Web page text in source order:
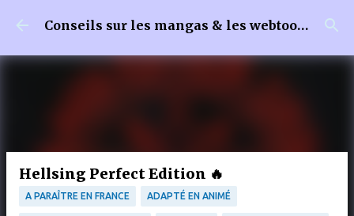
Accéder au contenu principal Conseils sur les mangas & les webtoons
Hellsing Perfect Edition 🔥
A PARAÎTRE EN FRANCE ADAPTÉ EN ANIMÉ